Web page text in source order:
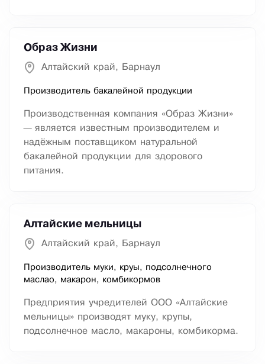
Образ Жизни
Алтайский край, Барнаул
Производитель бакалейной продукции
Производственная компания «Образ Жизни»
— является известным производителем и
надёжным поставщиком натуральной
бакалейной продукции для здорового
питания.
Алтайские мельницы
Алтайский край, Барнаул
Производитель муки, круы, подсолнечного
маслао, макарон, комбикормов
Предприятия учредителей ООО «Алтайские
мельницы» производят муку, крупы,
подсолнечное масло, макароны, комбикорма.